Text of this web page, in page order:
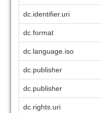
dc.identifier.uri
dc.format
dc.language.iso
dc.publisher
dc.publisher
dc.rights.uri